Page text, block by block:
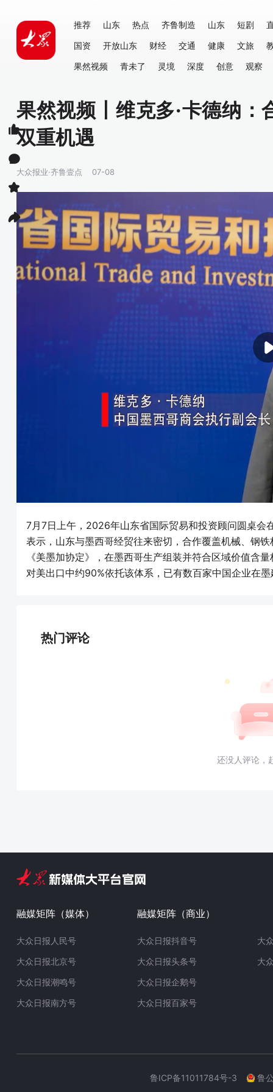
推荐 山东 热点 齐鲁制造 山东 短剧
国资
开放山东 财经 交通 健康 文旅
果然视频
青未了 灵境 深度 创意 观察
果然视频丨维克多·卡德纳
双重机遇
大众报业·齐鲁壹点 07-08
7月7日上午，2026年山东省国际贸易和投资顾问圆桌会
表示，山东与墨西哥经贸往来密切，合作覆盖机械、钢
《美墨加协定》，在墨西哥生产组装并符合区域价值含
对美出口中约90%依托该体系，已有数百家中国企业在
热门评论
还没人评论，
融媒矩阵（媒体）
大众日报人民号
大众日报北京号
大众日报潮鸣号
大众日报南方号
融媒矩阵（商业）
大众日报抖音号
大众日报头条号
大众日报企鹅号
大众日报百家号
大
大
鲁ICP备11011784号-3 鲁